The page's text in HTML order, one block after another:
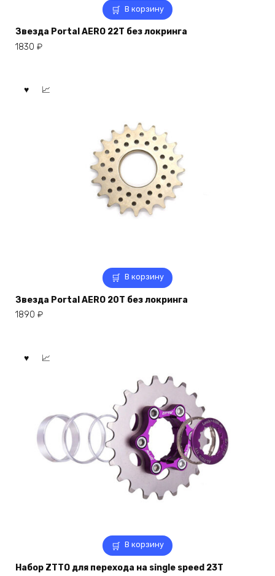
В корзину
Звезда Portal AERO 22T без локринга
1830 ₽
В корзину
Звезда Portal AERO 20T без локринга
1890 ₽
В корзину
Набор ZTTO для перехода на single speed 23T